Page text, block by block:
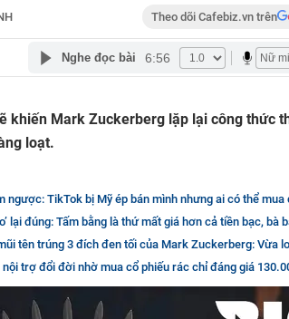
Theo dõi Cafebiz.vn trên
Nghe đọc bài 6:56
khiến Mark Zuckerberg lặp lại công thức
loạt.
TikTok bị Mỹ ép bán mình nhưng ai có thể mua được ‘con quái
mất giá hơn cả tiền bạc, bà bán phở mua được cả dãy phố nhưng giám đốc làm thuê bao năm không
Mark Zuckerberg: Vừa loại bỏ TikTok khi không mua lại hay sao chép được, vừa khiến Elon Musk và Tim
cổ phiếu rác chỉ đáng giá 130.000 đồng dù thị trường ‘đỏ lửa’, chốt lãi mua BĐS khi tài sản